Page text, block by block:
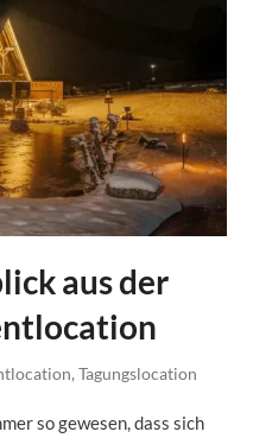
aus der
,Tagungslocation
so gewesen, dass sich